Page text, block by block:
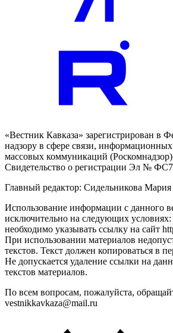
«Вестник Кавказа» зарегистрирован в
надзору в сфере связи,
массовых коммуникаций (Роскомнадзор)
Свидетельство о регистрации Эл №
Главный редактор: Сидельникова Мария
Использование информации с данного
исключительно на следующих условиях:
необходимо указывать ссылку на сайт
При использовании материалов
текстов. Текст должен копироваться в
Не допускается удаление ссылки на
текстов материалов.
По всем вопросам, пожалуйста,
vestnikkavkaza@mail.ru